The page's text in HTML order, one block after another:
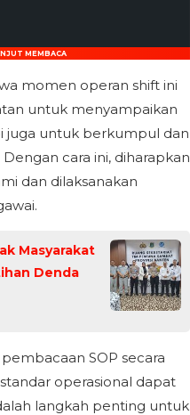
MEMBACA
momen operan shift ini
untuk menyampaikan
juga untuk berkumpul dan
cara ini, diharapkan
dan dilaksanakan
Masyarakat
Denda
SOP secara
operasional dapat
langkah penting untuk